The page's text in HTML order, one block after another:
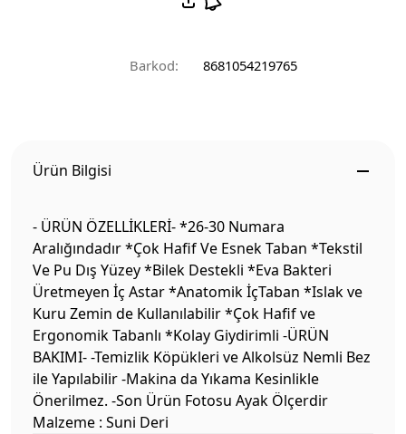
Barkod: 8681054219765
Ürün Bilgisi
- ÜRÜN ÖZELLİKLERİ- *26-30 Numara
Aralığındadır *Çok Hafif Ve Esnek Taban *Tekstil
Ve Pu Dış Yüzey *Bilek Destekli *Eva Bakteri
Üretmeyen İç Astar *Anatomik İçTaban *Islak ve
Kuru Zemin de Kullanılabilir *Çok Hafif ve
Ergonomik Tabanlı *Kolay Giydirimli -ÜRÜN
BAKIMI- -Temizlik Köpükleri ve Alkolsüz Nemli Bez
ile Yapılabilir -Makina da Yıkama Kesinlikle
Önerilmez. -Son Ürün Fotosu Ayak Ölçerdir
Malzeme : Suni Deri